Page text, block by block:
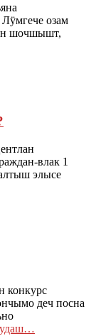
озам
шочшышт,
влак 1
элысе
конкурс
деч посна